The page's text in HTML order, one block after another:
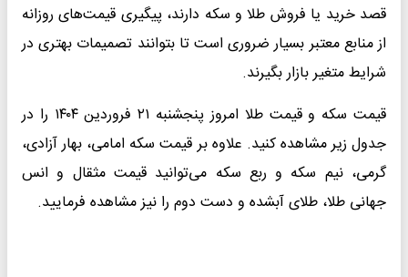
قصد خرید یا فروش طلا و سکه دارند، پیگیری قیمت‌های روزانه
از منابع معتبر بسیار ضروری است تا بتوانند تصمیمات بهتری در
شرایط متغیر بازار بگیرند.
قیمت سکه و قیمت طلا امروز پنجشنبه ۲۱ فروردین ۱۴۰۴ را در
جدول زیر مشاهده کنید. علاوه بر قیمت سکه امامی، بهار آزادی،
گرمی، نیم سکه و ربع سکه می‌توانید قیمت مثقال و انس
جهانی طلا، طلای آبشده و دست دوم را نیز مشاهده فرمایید.